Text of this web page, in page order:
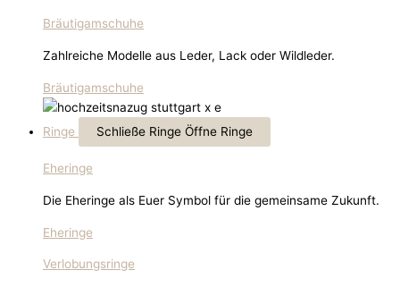
Bräutigamschuhe
Zahlreiche Modelle aus Leder, Lack oder Wildleder.
Bräutigamschuhe
Ringe Schließe Ringe Öffne Ringe
Eheringe
Die Eheringe als Euer Symbol für die gemeinsame Zukunft.
Eheringe
Verlobungsringe